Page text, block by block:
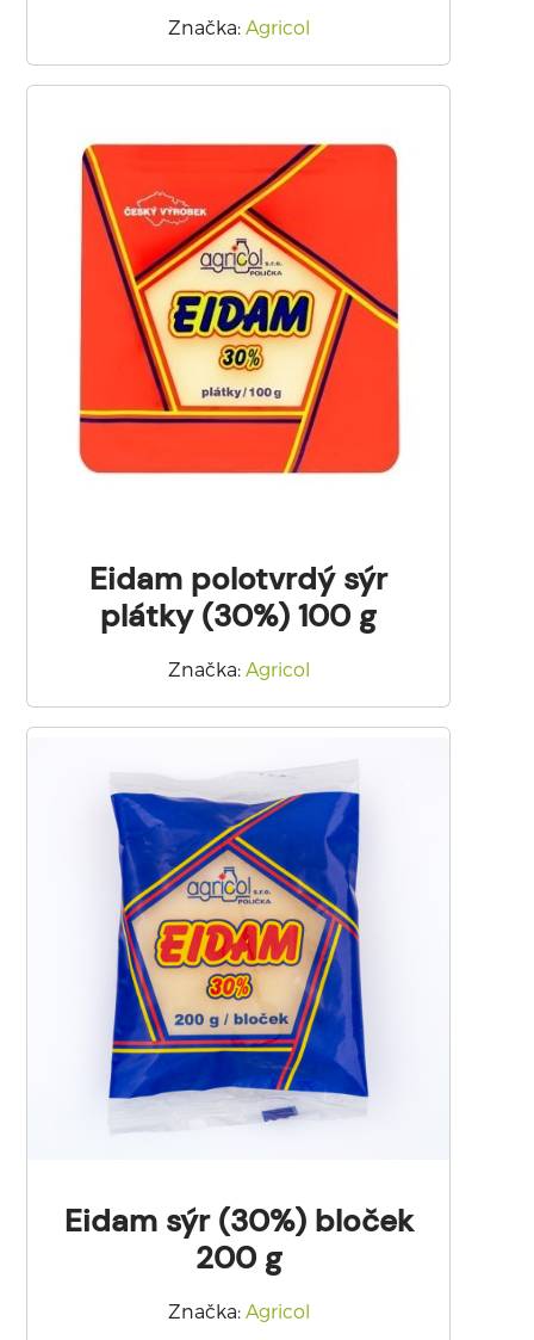
Značka: Agricol
Eidam polotvrdý sýr
plátky (30%) 100 g
Značka: Agricol
Eidam sýr (30%) bloček
200 g
Značka: Agricol